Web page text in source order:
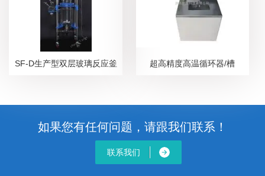
SF-D生产型双层玻璃反应釜 超高精度高温循环器/槽
如果您有任何问题，请跟我们联系！
联系我们